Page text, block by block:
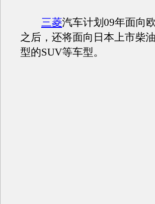
三菱汽车计划09年面向
之后，还将面向日本上市柴
型的SUV等车型。